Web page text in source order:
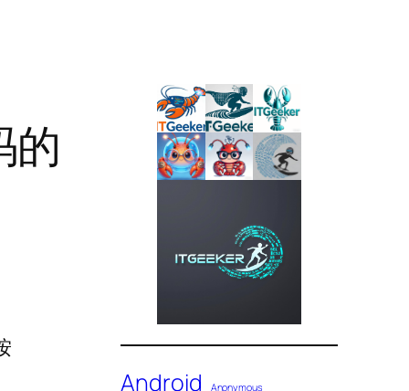
的
Android Anonymous